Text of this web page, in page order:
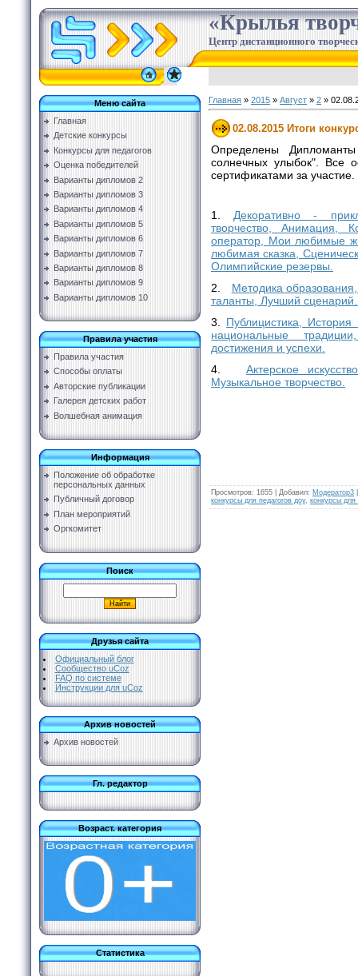
«Крылья
Центр дистанционного
Меню сайта
Главная
Детские конкурсы
Конкурсы для педагогов
Оценка победителей
Варианты дипломов 2
Варианты дипломов 3
Варианты дипломов 4
Варианты дипломов 5
Варианты дипломов 6
Варианты дипломов 7
Варианты дипломов 8
Варианты дипломов 9
Варианты дипломов 10
Правила участия
Правила участия
Способы оплаты
Авторские публикации
Галерея детских работ
Волшебная анимация
Информация
Положение об обработке
персональных данных
Публичный договор
План мероприятий
Оргкомитет
Поиск
Друзья сайта
Официальный блог
Сообщество uCoz
FAQ по системе
Инструкции для uCoz
Архив новостей
Архив новостей
Гл. редактор
Возраст. категория
Статистика
Главная » 2015 » Август » 2 »
02.08.2015 Итоги
Определены
солнечных улыбок". Все
сертификатами за участие.
1. Декоративно -
творчество, Анимация,
оператор, Мои любимые
любимая сказка,
Олимпийские резервы.
2. Методика
таланты, Лучший
3. Публицистика,
национальные
достижения и успехи.
4.Актерское
Музыкальное творчество.
Просмотров: 1655 Добавил: Модератор3
конкурсы для педагогов доу, конкурсы